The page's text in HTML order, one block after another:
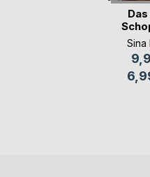
Sina